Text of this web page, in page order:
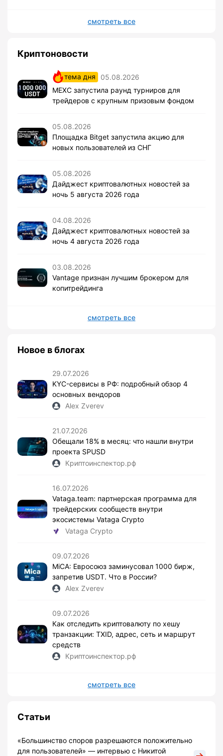
смотреть все
Криптоновости
тема дня
05.08.2026
MEXC запустила раунд турниров для
трейдеров с крупным призовым фондом
05.08.2026
Площадка Bitget запустила акцию для
новых пользователей из СНГ
05.08.2026
Дайджест криптовалютных новостей за
ночь 5 августа 2026 года
04.08.2026
Дайджест криптовалютных новостей за
ночь 4 августа 2026 года
03.08.2026
Vantage признан лучшим брокером для
копитрейдинга
смотреть все
Новое в блогах
29.07.2026
KYC-сервисы в РФ: подробный обзор 4
основных вендоров
Alex Zverev
21.07.2026
Обещали 18% в месяц: что нашли внутри
проекта SPUSD
Криптоинспектор.рф
16.07.2026
Vataga.team: партнерская программа для
трейдерских сообществ внутри
экосистемы Vataga Crypto
Vataga Crypto
09.07.2026
MiCA: Евросоюз заминусовал 1000 бирж,
запретив USDT. Что в России?
Alex Zverev
09.07.2026
Как отследить криптовалюту по хешу
транзакции: TXID, адрес, сеть и маршрут
средств
Криптоинспектор.рф
смотреть все
Статьи
«Большинство споров разрешаются положительно
для пользователей» — интервью с Никитой